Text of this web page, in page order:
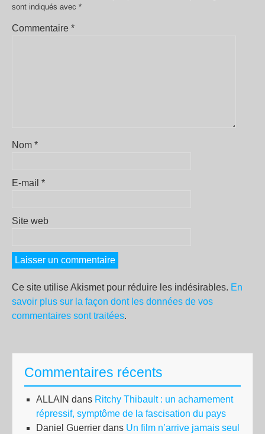
sont indiqués avec *
Commentaire *
Nom *
E-mail *
Site web
Ce site utilise Akismet pour réduire les indésirables. En
savoir plus sur la façon dont les données de vos
commentaires sont traitées.
Commentaires récents
ALLAIN dans Ritchy Thibault : un acharnement
répressif, symptôme de la fascisation du pays
Daniel Guerrier dans Un film n’arrive jamais seul